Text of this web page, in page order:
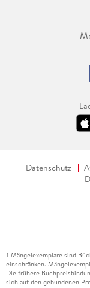
Datenschutz
1 Mängelexemplare sind
einschränken.
Die frühere
sich auf den gebundenen